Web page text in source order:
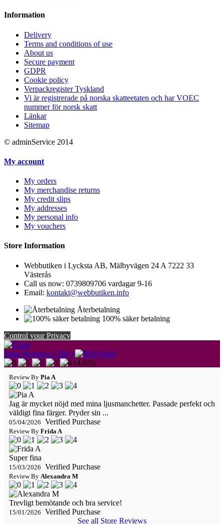
Information
Delivery
Terms and conditions of use
About us
Secure payment
GDPR
Cookie policy
Verpackregister Tyskland
Vi är registrerade på norska skatteetaten och har VOEC
nummer för norsk skatt
Länkar
Sitemap
© adminService 2014
My account
My orders
My merchandise returns
My credit slips
My addresses
My personal info
My vouchers
Store Information
Webbutiken i Lycksta AB, Mälbyvägen 24 A 7222 33
Västerås
Call us now: 0739809706 vardagar 9-16
Email: kontakt@webbutiken.info
Återbetalning
100% säker betalning
Control your Privacy
Store Reviews ( 216 )
(4,8/5)
Review By Pia A
Jag är mycket nöjd med mina ljusmanchetter. Passade perfekt och
väldigt fina färger. Pryder sin ...
05/04/2026 Verified Purchase
Review By Frida A
Super fina
15/03/2026 Verified Purchase
Review By Alexandra M
Trevligt bemötande och bra service!
15/01/2026 Verified Purchase
See all Store Reviews